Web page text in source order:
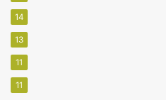
14
13
11
11